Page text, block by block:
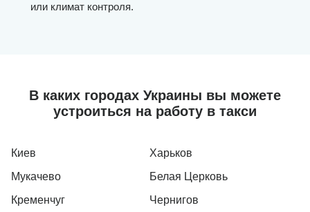
или климат контроля.
В каких городах Украины вы можете
устроиться на работу в такси
Киев
Харьков
Мукачево
Белая Церковь
Кременчуг
Чернигов